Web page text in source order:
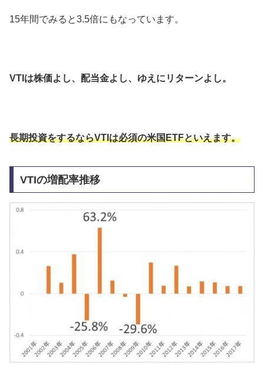
15年間でみると3.5倍にもなっています。
VTIは株価よし、配当金よし、ゆえにリターンよし。
長期投資をするならVTIは必須の米国ETFといえます。
VTIの増配率推移